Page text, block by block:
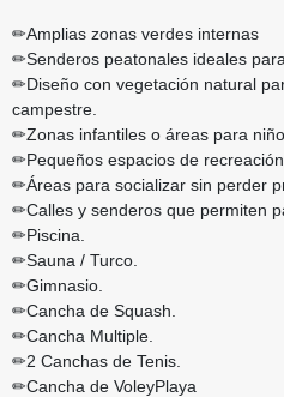
✏Amplias zonas verdes internas
✏Senderos peatonales ideales
✏Diseño con vegetación natural
campestre.
✏Zonas infantiles o áreas para
✏Pequeños espacios de recreación
✏Áreas para socializar sin perder
✏Calles y senderos que permiten
✏Piscina.
✏Sauna / Turco.
✏Gimnasio.
✏Cancha de Squash.
✏Cancha Multiple.
✏2 Canchas de Tenis.
✏Cancha de VoleyPlaya